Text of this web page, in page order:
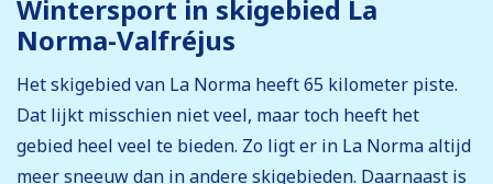
Wintersport in skigebied La
Norma-Valfréjus
Het skigebied van La Norma heeft 65 kilometer piste.
Dat lijkt misschien niet veel, maar toch heeft het
gebied heel veel te bieden. Zo ligt er in La Norma altijd
meer sneeuw dan in andere skigebieden. Daarnaast is